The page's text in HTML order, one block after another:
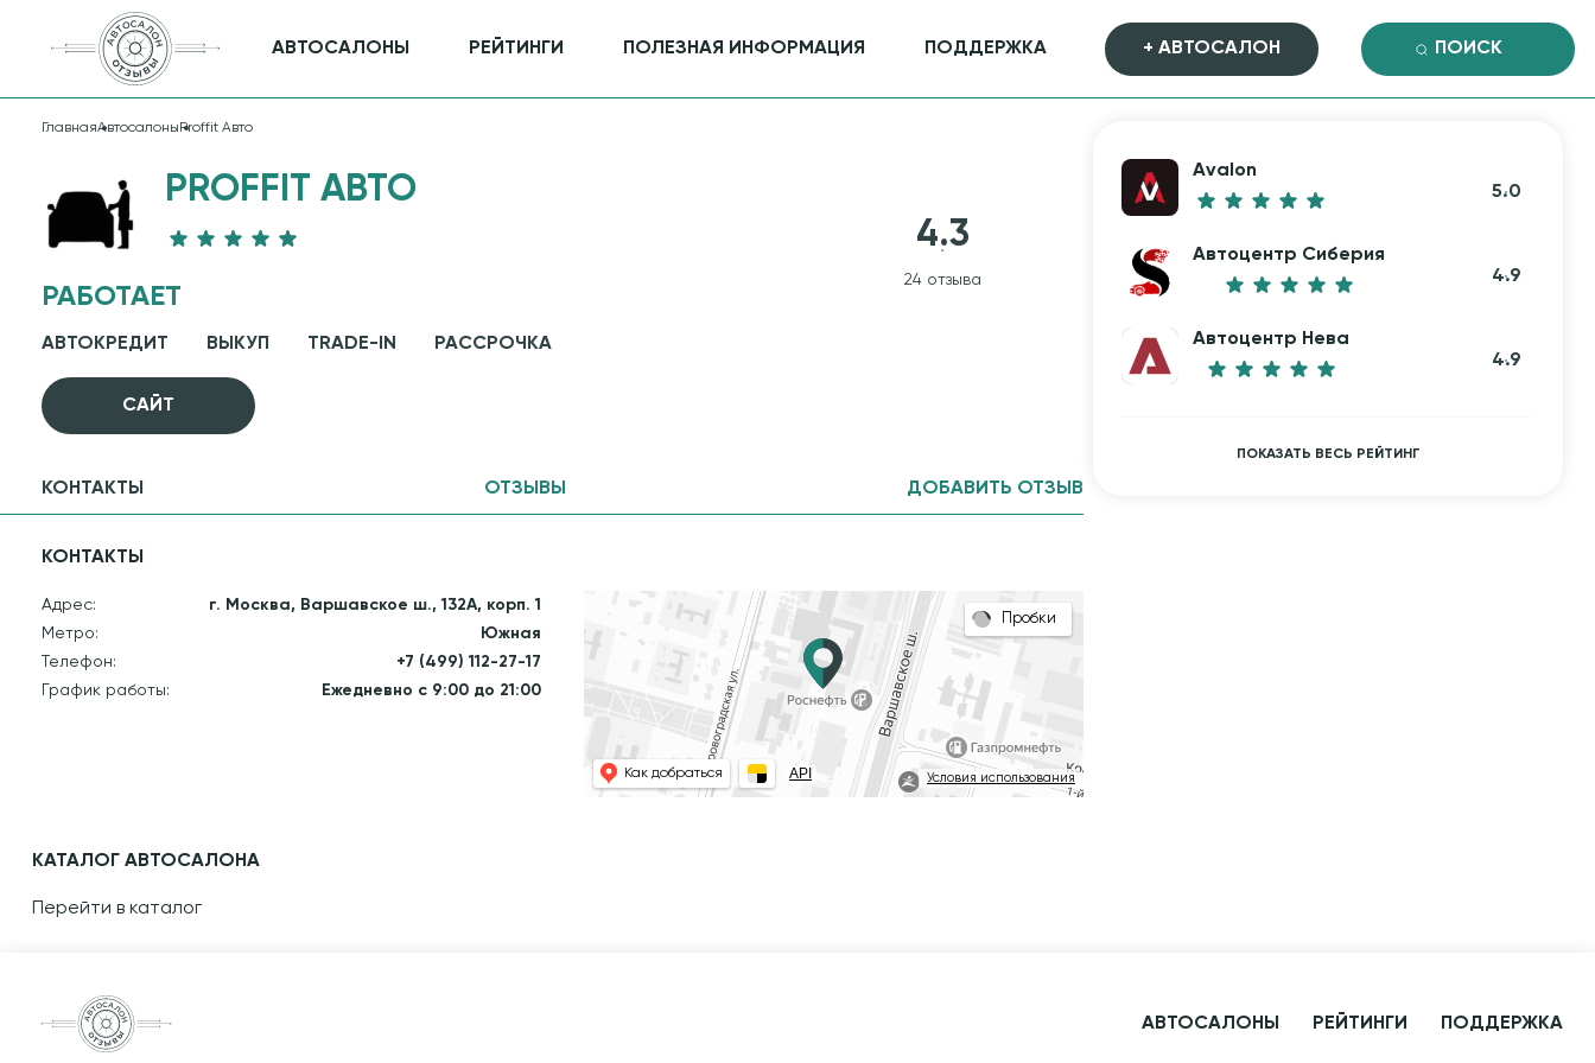
АВТОСАЛОНЫ РЕЙТИНГИ ПОЛЕЗНАЯ ИНФОРМАЦИЯ ПОДДЕРЖКА + АВТОСАЛОН
ГлавнаяАвтосалоны Proffit Авто
PROFFIT АВТО
4.3
24 отзыва
РАБОТАЕТ
АВТОКРЕДИТ ВЫКУП TRADE-IN РАССРОЧКА
CАЙТ
КОНТАКТЫ ОТЗЫВЫ ДОБАВИТЬ ОТЗЫВ
КОНТАКТЫ
Адрес:
г. Москва, Варшавское ш., 132А, корп. 1
Метро:
Южная
Телефон:
+7 (499) 112-27-17
График работы:
Ежедневно с 9:00 до 21:00
Условия использования
Как добраться API
Пробки
Avalon
5.0
Автоцентр Сиберия
4.9
Автоцентр Нева
4.9
ПОКАЗАТЬ ВЕСЬ РЕЙТИНГ
КАТАЛОГ АВТОСАЛОНА
Перейти в каталог
АВТОСАЛОНЫ РЕЙТИНГИ ПОДДЕРЖКА